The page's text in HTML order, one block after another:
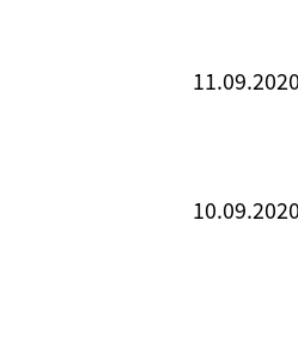
11.09.2020
10.09.2020